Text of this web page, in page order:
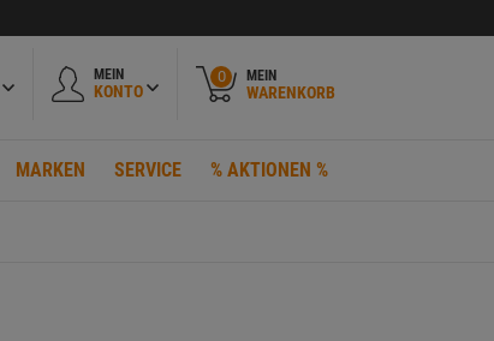
MEIN
KONTO
0 MEIN
WARENKORB
MARKEN SERVICE % AKTIONEN %